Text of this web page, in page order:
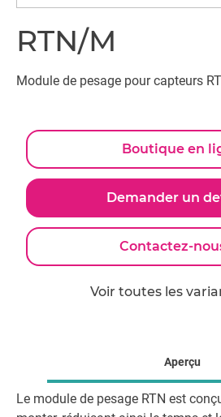
RTN/M
Module de pesage pour capteurs
Boutique en
Demander un
Contactez-
Voir toutes les
Aperçu
Le module de pesage RTN est